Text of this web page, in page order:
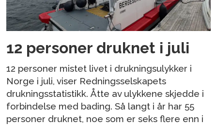
12 personer druknet i juli
12 personer mistet livet i drukningsulykker i
Norge i juli, viser Redningsselskapets
drukningsstatistikk. Åtte av ulykkene skjedde i
forbindelse med bading. Så langt i år har 55
personer druknet, noe som er seks flere enn i